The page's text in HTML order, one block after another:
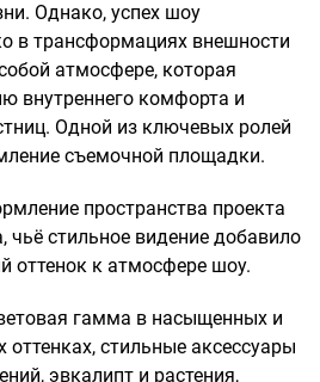
Однако, успех шоу
в трансформациях внешности
атмосфере, которая
внутреннего комфорта и
Одной из ключевых ролей
съемочной площадки.
пространства проекта
чьё стильное видение добавило
оттенок к атмосфере шоу.
гамма в насыщенных и
стильные аксессуары
эвкалипт и растения,